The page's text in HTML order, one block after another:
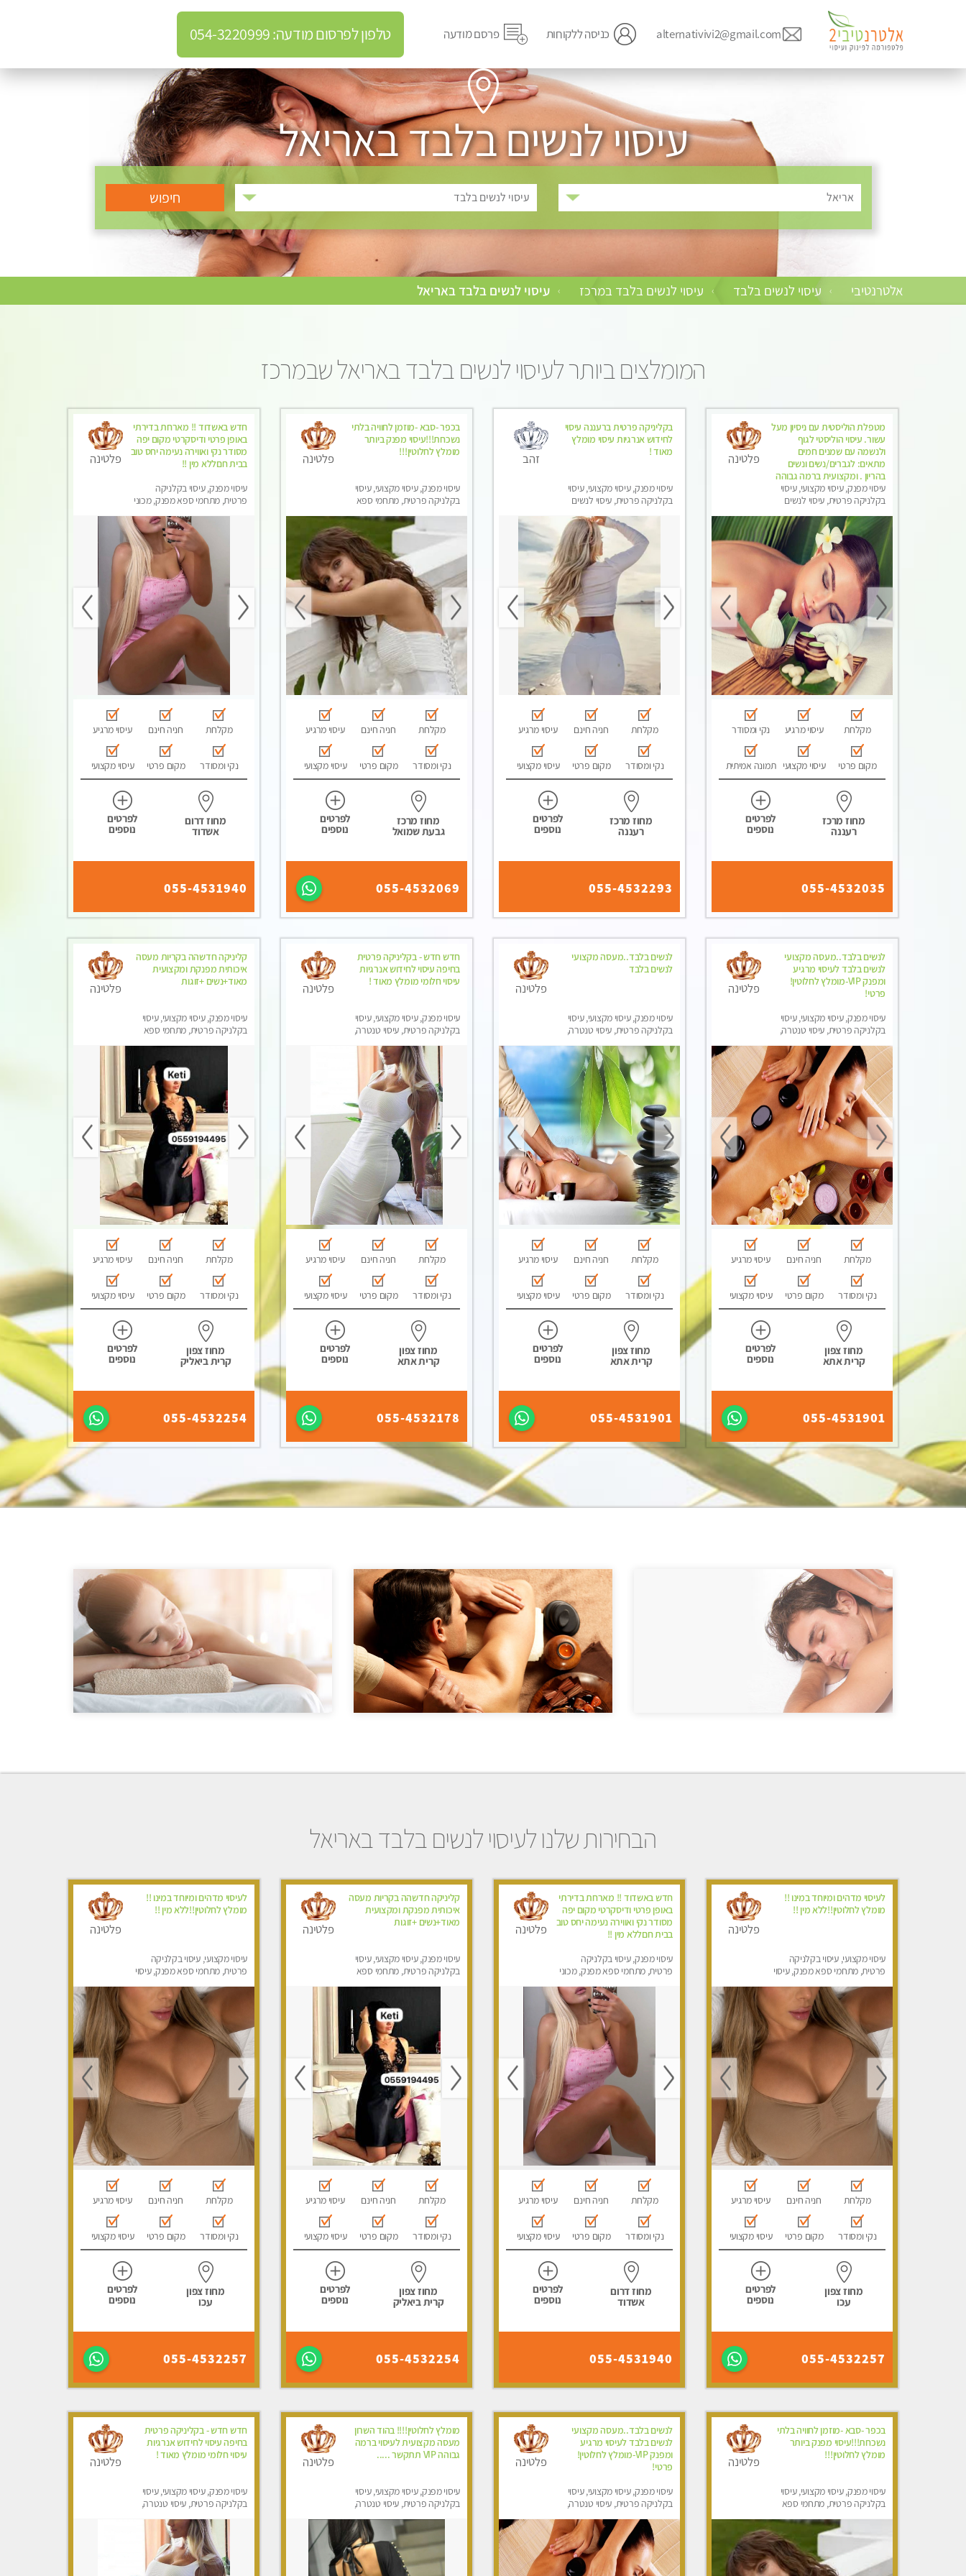
alternativivi2@gmail.com כניסה ללקוחות פרסם מודעה טלפון לפרסום מודעה: 054-3220999
עיסוי לנשים בלבד באריאל
אריאל עיסוי לנשים בלבד
אלטרנטיבי › עיסוי לנשים בלבד › עיסוי לנשים בלבד במרכז › עיסוי לנשים בלבד באריאל
המומלצים ביותר לעיסוי לנשים בלבד באריאל שבמרכז
מטפלת הוליסטית עם ניסיון מעל
עשור. עיסוי הוליסטי לגוף
ולנשמה עם שמנים חמים
מתאים: לגברים/נשים ונשים
בהריון . ומקצועית ברמה גבוהה
עיסוי מפנק, עיסוי מקצועי, עיסוי
בקלניקה פרטית, עיסוי לנשים
פלטינה
מקלחת עיסוי מרגיע נקי ומסודר
מקום פרטי עיסוי מקצועי תמונה אמיתית
מחוז מרכז
רעננה
לפרטים
נוספים
055-4532035
בקליניקה פרטית ברעננה עיסוי
לחידוש אנרגיות עיסוי מומלץ
מאוד !
עיסוי מפנק, עיסוי מקצועי, עיסוי
בקלניקה פרטית, עיסוי לנשים
זהב
מקלחת חניה חינם עיסוי מרגיע
נקי ומסודר מקום פרטי עיסוי מקצועי
מחוז מרכז
רעננה
לפרטים
נוספים
055-4532293
בכפר -סבא -מוזמן לחוויה בלתי
נשכחת!!!עיסוי מפנק ביותר
מומלץ לחלוטין!!!
עיסוי מפנק, עיסוי מקצועי, עיסוי
בקלניקה פרטית, מתחמי ספא
לגבר, עיסוי לנשים בלבד
פלטינה
מקלחת חניה חינם עיסוי מרגיע
נקי ומסודר מקום פרטי עיסוי מקצועי
מחוז מרכז
גבעת שמואל
לפרטים
נוספים
055-4532069
חדש באשדוד !! מארחת בדירתי
באופן פרטי ודיסקרטי מקום יפה
מסודר נקי ואווירה נעימה יחס טוב
בבית חםללא מין !!
עיסוי מפנק, עיסוי בקלניקה
פרטית, מתחמי ספא מפנק, מכוני
פלטינה
מקלחת חניה חינם עיסוי מרגיע
נקי ומסודר מקום פרטי עיסוי מקצועי
מחוז דרום
אשדוד
לפרטים
נוספים
055-4531940
לנשים בלבד..מעסה מקצועי
לנשים בלבד לעיסוי מרגיע
ומפנק VIP-מומלץ לחלוטין!
פרטי! ​​​​​​
עיסוי מפנק, עיסוי מקצועי, עיסוי
בקלניקה פרטית, עיסוי טנטרה,
בלבד
פלטינה
מקלחת חניה חינם עיסוי מרגיע
נקי ומסודר מקום פרטי עיסוי מקצועי
מחוז צפון
קרית אתא
לפרטים
נוספים
055-4531901
לנשים בלבד..מעסה מקצועי
לנשים בלבד
עיסוי מפנק, עיסוי מקצועי, עיסוי
בקלניקה פרטית, עיסוי טנטרה,
בלבד
פלטינה
מקלחת חניה חינם עיסוי מרגיע
נקי ומסודר מקום פרטי עיסוי מקצועי
מחוז צפון
קרית אתא
לפרטים
נוספים
055-4531901
חדש חדש - בקליניקה פרטית
בחיפה עיסוי לחידוש אנרגיות
עיסוי חלומי מומלץ מאוד !
עיסוי מפנק, עיסוי מקצועי, עיסוי
בקלניקה פרטית, עיסוי טנטרה,
פלטינה
מקלחת חניה חינם עיסוי מרגיע
נקי ומסודר מקום פרטי עיסוי מקצועי
מחוז צפון
קרית אתא
לפרטים
נוספים
055-4532178
קליניקה חדשהה בקריות מעסה
איכותית מפנקת ומקצועית
מאוד+נשים +זוגות
עיסוי מפנק, עיסוי מקצועי, עיסוי
בקלניקה פרטית, מתחמי ספא
פלטינה
מקלחת חניה חינם עיסוי מרגיע
נקי ומסודר מקום פרטי עיסוי מקצועי
מחוז צפון
קרית ביאליק
לפרטים
נוספים
055-4532254
הבחירות שלנו לעיסוי לנשים בלבד באריאל
לעיסוי מדהים ומיוחד במינו !!
מומלץ לחלוטין!!ללא מין !!
עיסוי מקצועי, עיסוי בקלניקה
פרטית, מתחמי ספא מפנק, עיסוי
פלטינה
מקלחת חניה חינם עיסוי מרגיע
נקי ומסודר מקום פרטי עיסוי מקצועי
מחוז צפון
עכו
לפרטים
נוספים
055-4532257
חדש באשדוד !! מארחת בדירתי
באופן פרטי ודיסקרטי מקום יפה
מסודר נקי ואווירה נעימה יחס טוב
בבית חםללא מין !!
עיסוי מפנק, עיסוי בקלניקה
פרטית, מתחמי ספא מפנק, מכוני
פלטינה
מקלחת חניה חינם עיסוי מרגיע
נקי ומסודר מקום פרטי עיסוי מקצועי
מחוז דרום
אשדוד
לפרטים
נוספים
055-4531940
קליניקה חדשהה בקריות מעסה
איכותית מפנקת ומקצועית
מאוד+נשים +זוגות
עיסוי מפנק, עיסוי מקצועי, עיסוי
בקלניקה פרטית, מתחמי ספא
פלטינה
מקלחת חניה חינם עיסוי מרגיע
נקי ומסודר מקום פרטי עיסוי מקצועי
מחוז צפון
קרית ביאליק
לפרטים
נוספים
055-4532254
לעיסוי מדהים ומיוחד במינו !!
מומלץ לחלוטין!!ללא מין !!
עיסוי מקצועי, עיסוי בקלניקה
פרטית, מתחמי ספא מפנק, עיסוי
פלטינה
מקלחת חניה חינם עיסוי מרגיע
נקי ומסודר מקום פרטי עיסוי מקצועי
מחוז צפון
עכו
לפרטים
נוספים
055-4532257
בכפר -סבא -מוזמן לחוויה בלתי
נשכחת!!!עיסוי מפנק ביותר
מומלץ לחלוטין!!!
עיסוי מפנק, עיסוי מקצועי, עיסוי
בקלניקה פרטית, מתחמי ספא
לגבר, עיסוי לנשים בלבד
פלטינה
לנשים בלבד..מעסה מקצועי
לנשים בלבד לעיסוי מרגיע
ומפנק VIP-מומלץ לחלוטין!
פרטי! ​​​​​​
עיסוי מפנק, עיסוי מקצועי, עיסוי
בקלניקה פרטית, עיסוי טנטרה,
בלבד
פלטינה
מומלץ לחלוטין!!!! בהוד השרון
מעסה מקצועית לעיסוי ברמה
גבוהה VIP תתקשר .....
עיסוי מפנק, עיסוי מקצועי, עיסוי
בקלניקה פרטית, עיסוי טנטרה,
פלטינה
חדש חדש - בקליניקה פרטית
בחיפה עיסוי לחידוש אנרגיות
עיסוי חלומי מומלץ מאוד !
עיסוי מפנק, עיסוי מקצועי, עיסוי
בקלניקה פרטית, עיסוי טנטרה,
פלטינה